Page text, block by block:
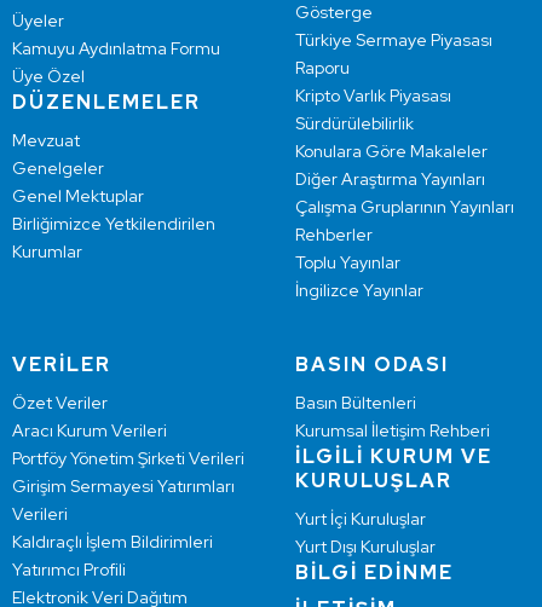
Üyeler
Kamuyu Aydınlatma Formu
Üye Özel
DÜZENLEMELER
Mevzuat
Genelgeler
Genel Mektuplar
Birliğimizce Yetkilendirilen
Kurumlar
Gösterge
Türkiye Sermaye Piyasası
Raporu
Kripto Varlık Piyasası
Sürdürülebilirlik
Konulara Göre Makaleler
Diğer Araştırma Yayınları
Çalışma Gruplarının Yayınları
Rehberler
Toplu Yayınlar
İngilizce Yayınlar
VERİLER
Özet Veriler
Aracı Kurum Verileri
Portföy Yönetim Şirketi Verileri
Girişim Sermayesi Yatırımları
Verileri
Kaldıraçlı İşlem Bildirimleri
Yatırımcı Profili
Elektronik Veri Dağıtım
BASIN ODASI
Basın Bültenleri
Kurumsal İletişim Rehberi
İLGİLİ KURUM VE
KURULUŞLAR
Yurt İçi Kuruluşlar
Yurt Dışı Kuruluşlar
BİLGİ EDİNME